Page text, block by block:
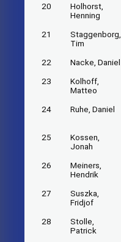
20
Holhorst,
Henning
21
Staggenborg,
Tim
22 Nacke, Daniel
23
Kolhoff,
Matteo
24 Ruhe, Daniel
25
Kossen,
Jonah
26
Meiners,
Hendrik
27
Suszka,
Fridjof
28
Stolle,
Patrick